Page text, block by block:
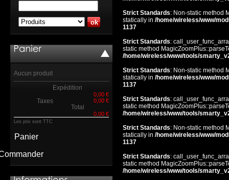
Aucun produit
Expédition
0,00 €
Taxes 0,00 €
Total
0,00 €
Les prix sont TTC
Panier
Strict Standards: Non-static method
statically in /home/wireless/www/
1137
Strict Standards:
static method
/home/wireless/www/tools/
Strict Standards: Non-static method
statically in /home/wireless/www/
1137
Strict Standards:
static method
/home/wireless/www/tools/
Strict Standards: Non-static method
statically in /home/wireless/www/
1137
Strict Standards:
static method
/home/wireless/www/tools/